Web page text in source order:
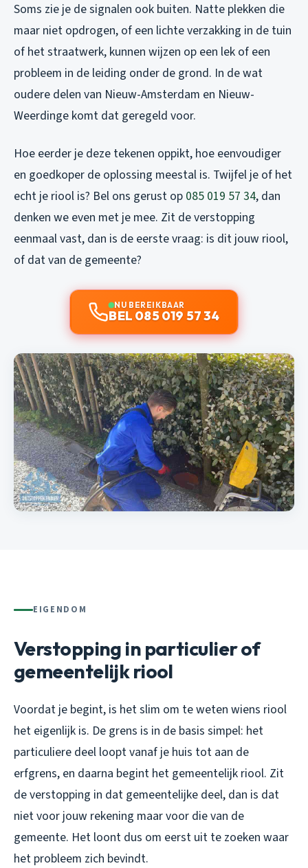
Soms zie je de signalen ook buiten. Natte plekken die
maar niet opdrogen, of een lichte verzakking in de tuin
of het straatwerk, kunnen wijzen op een lek of een
probleem in de leiding onder de grond. In de wat
oudere delen van Nieuw-Amsterdam en Nieuw-
Weerdinge komt dat geregeld voor.
Hoe eerder je deze tekenen oppikt, hoe eenvoudiger
en goedkoper de oplossing meestal is. Twijfel je of het
echt je riool is? Bel ons gerust op 085 019 57 34, dan
denken we even met je mee. Zit de verstopping
eenmaal vast, dan is de eerste vraag: is dit jouw riool,
of dat van de gemeente?
NU BEREIKBAAR
BEL 085 019 57 34
EIGENDOM
Verstopping in particulier of
gemeentelijk riool
Voordat je begint, is het slim om te weten wiens riool
het eigenlijk is. De grens is in de basis simpel: het
particuliere deel loopt vanaf je huis tot aan de
erfgrens, en daarna begint het gemeentelijk riool. Zit
de verstopping in dat gemeentelijke deel, dan is dat
niet voor jouw rekening maar voor die van de
gemeente. Het loont dus om eerst uit te zoeken waar
het probleem zich bevindt.